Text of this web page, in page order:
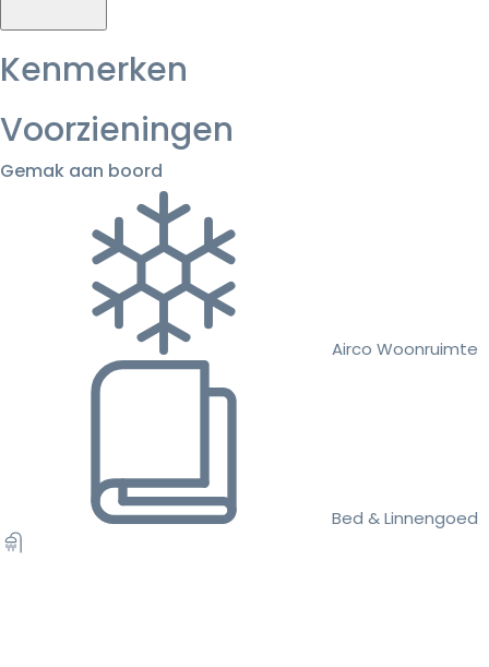
Kenmerken
Voorzieningen
Gemak aan boord
Airco Woonruimte
Bed & Linnengoed